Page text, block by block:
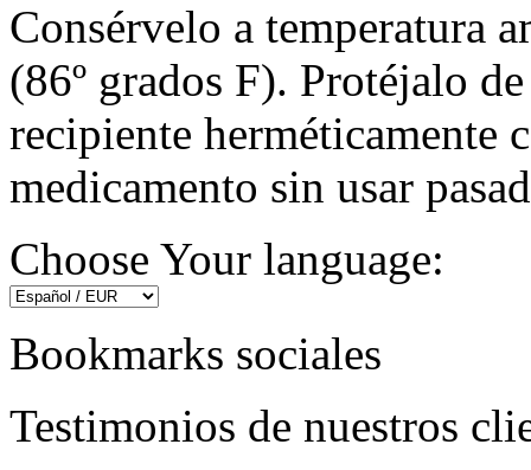
Consérvelo a temperatura
(86º grados F). Protéjalo
recipiente herméticamente
medicamento sin usar
Choose Your language:
Bookmarks sociales
Testimonios de nuestros